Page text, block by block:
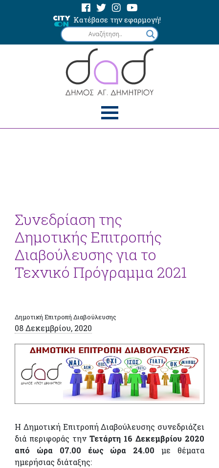
Κατέβασε την εφαρμογή!
Συνεδρίαση της
Δημοτικής Επιτροπής
Διαβούλευσης για το
Τεχνικό Πρόγραμμα 2021
Δημοτική Επιτροπή Διαβούλευσης
08 Δεκεμβρίου, 2020
Η Δημοτική Επιτροπή Διαβούλευσης συνεδριάζει
διά περιφοράς την Τετάρτη 16 Δεκεμβρίου 2020
από ώρα 07.00 έως ώρα 24.00με θέματα
ημερήσιας διάταξης: